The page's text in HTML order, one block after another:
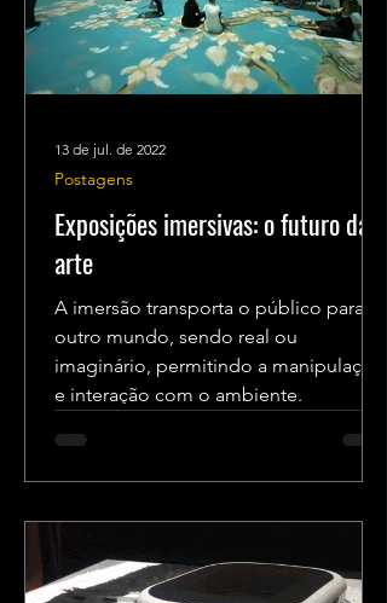
Exposições imersivas: o futuro da
arte
A imersão transporta o público para
outro mundo, sendo real ou
imaginário, permitindo a manipulação
e interação com o ambiente.
Postagens
13 de jul. de 2022